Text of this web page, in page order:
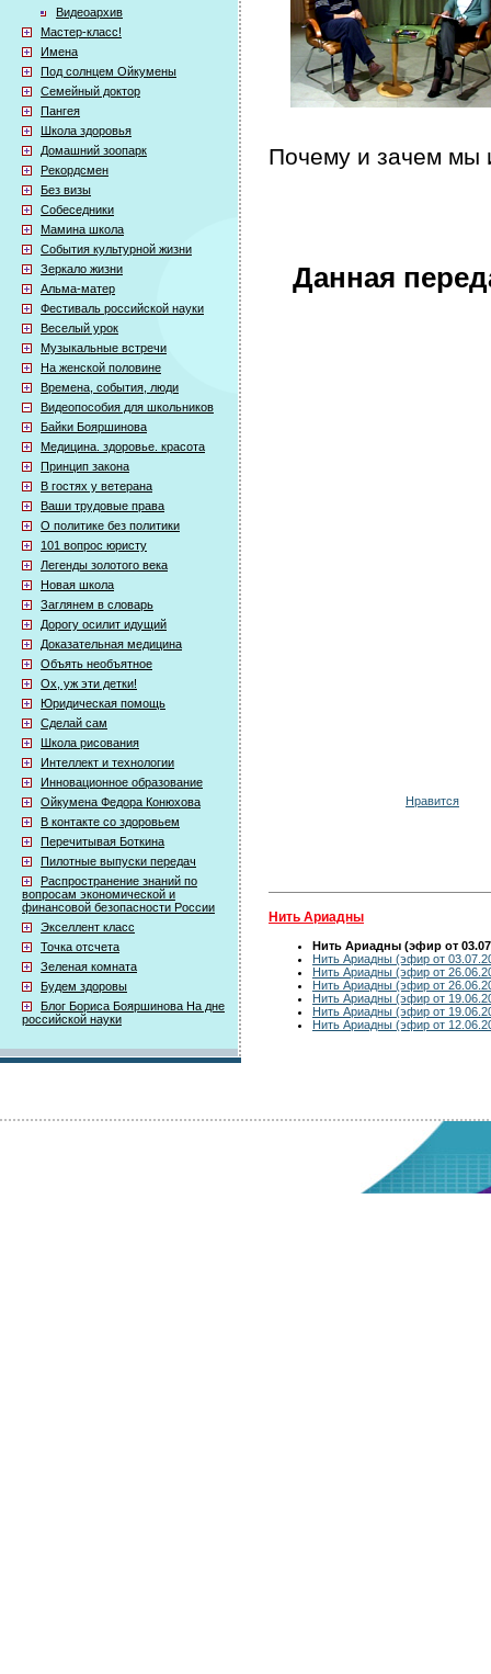
Видеоархив
Мастер-класс!
Имена
Под солнцем Ойкумены
Семейный доктор
Пангея
Школа здоровья
Домашний зоопарк
Рекордсмен
Без визы
Собеседники
Мамина школа
События культурной жизни
Зеркало жизни
Альма-матер
Фестиваль российской науки
Веселый урок
Музыкальные встречи
На женской половине
Времена, события, люди
Видеопособия для школьников
Байки Бояршинова
Медицина. здоровье. красота
Принцип закона
В гостях у ветерана
Ваши трудовые права
О политике без политики
101 вопрос юристу
Легенды золотого века
Новая школа
Заглянем в словарь
Дорогу осилит идущий
Доказательная медицина
Объять необъятное
Ох, уж эти детки!
Юридическая помощь
Сделай сам
Школа рисования
Интеллект и технологии
Инновационное образование
Ойкумена Федора Конюхова
В контакте со здоровьем
Перечитывая Боткина
Пилотные выпуски передач
Распространение знаний по
вопросам экономической и
финансовой безопасности России
Экселлент класс
Точка отсчета
Зеленая комната
Будем здоровы
Блог Бориса Бояршинова На дне
российской науки
Почему и зачем мы
Данная
Нравится
Нить Ариадны
Нить Ариадны (эфир от
Нить Ариадны (эфир от
Нить Ариадны (эфир от
Нить Ариадны (эфир от
Нить Ариадны (эфир от
Нить Ариадны (эфир от
Нить Ариадны (эфир от